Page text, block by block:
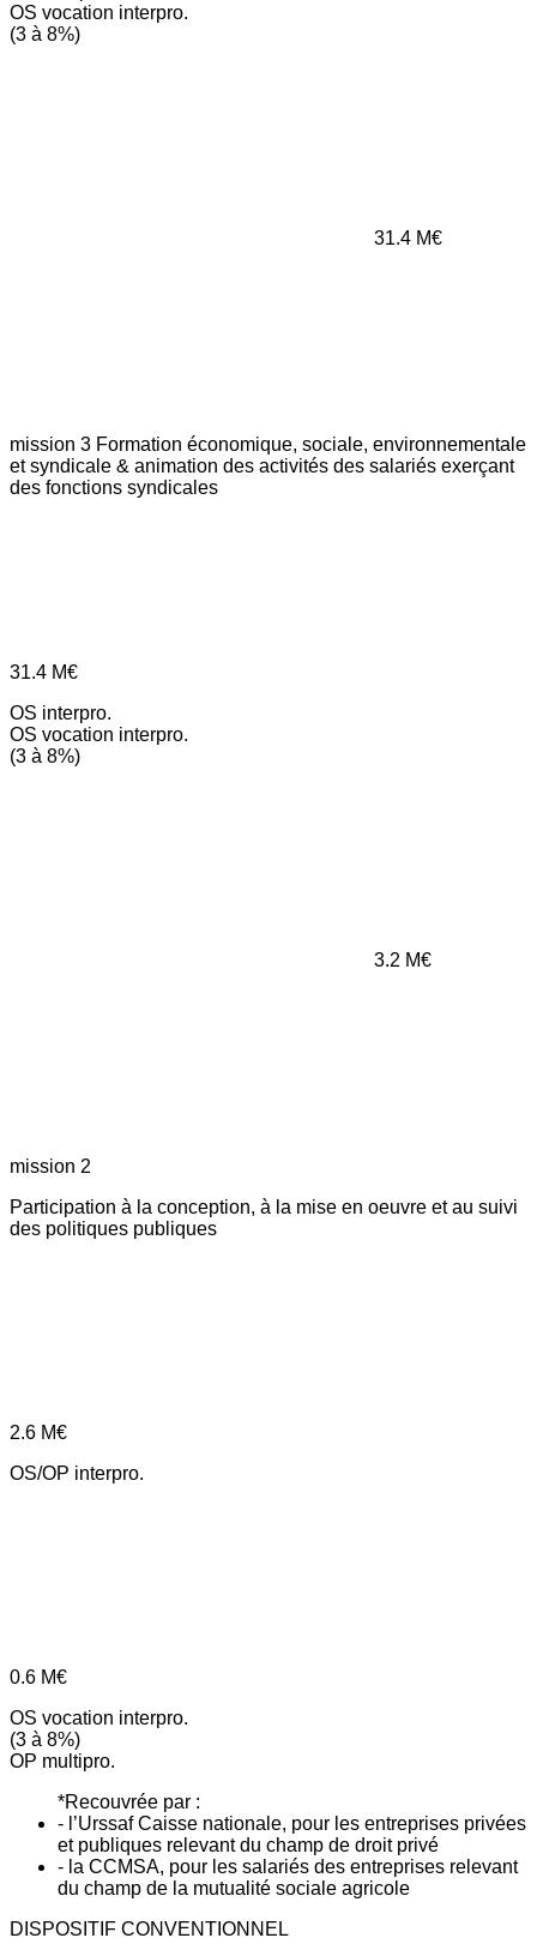
OS vocation interpro.
(3 à 8%)
31.4 M€
mission 3 Formation économique, sociale, environnementale
et syndicale & animation des activités des salariés exerçant
des fonctions syndicales
31.4 M€
OS interpro.
OS vocation interpro.
(3 à 8%)
3.2 M€
mission 2
Participation à la conception, à la mise en oeuvre et au suivi
des politiques publiques
2.6 M€
OS/OP interpro.
0.6 M€
OS vocation interpro.
(3 à 8%)
OP multipro.
*Recouvrée par :
- l’Urssaf Caisse nationale, pour les entreprises privées
et publiques relevant du champ de droit privé
- la CCMSA, pour les salariés des entreprises relevant
du champ de la mutualité sociale agricole
DISPOSITIF CONVENTIONNEL